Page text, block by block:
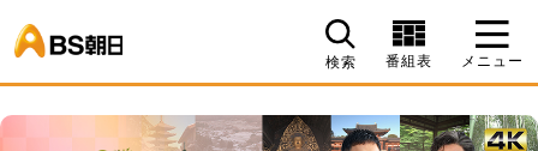
検索 番組表 メニュー